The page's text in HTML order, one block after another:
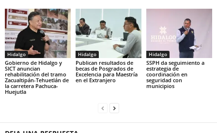
Hidalgo
Gobierno de Hidalgo y
SICT anuncian
rehabilitación del tramo
Zacualtipán-Tehuetlán de
la carretera Pachuca-
Huejutla
Hidalgo
Publican resultados de
becas de Posgrados de
Excelencia para Maestría
en el Extranjero
Hidalgo
SSPH da seguimiento a
estrategia de
coordinación en
seguridad con
municipios